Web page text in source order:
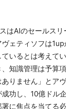
はAIのセールスリ
ェティソフは
いるとは考えて
知識管理は予算
りません」とア
功し、10億ドル
に焦点を当てる